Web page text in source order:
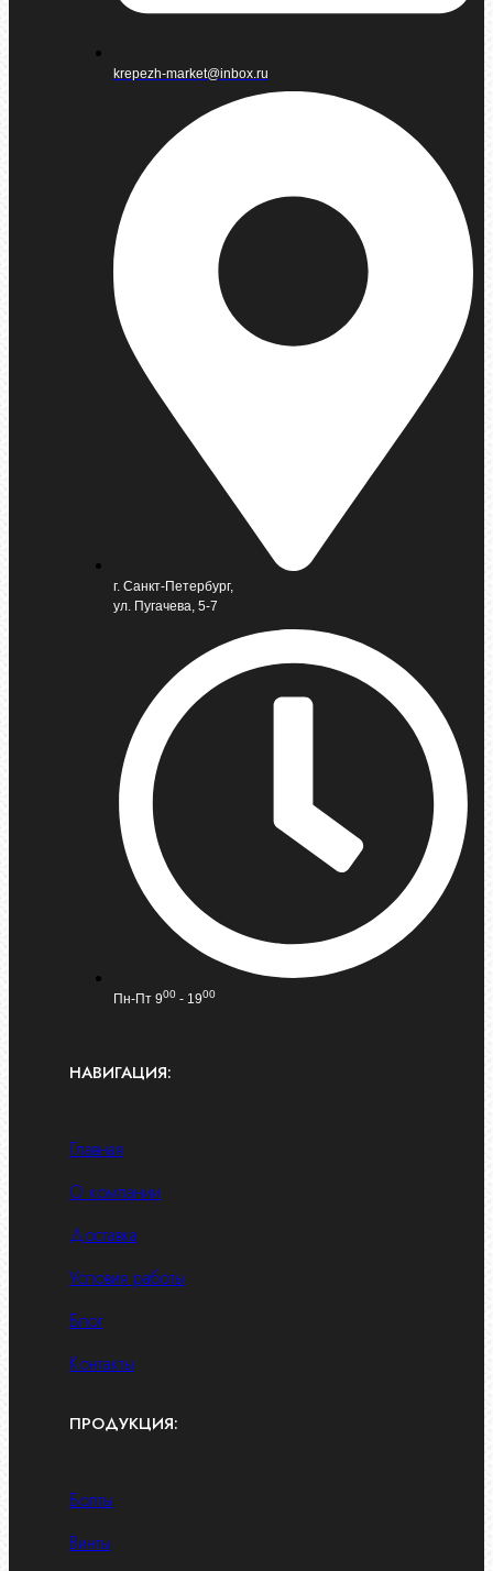
krepezh-market@inbox.ru
г. Санкт-Петербург,
ул. Пугачева, 5-7
Пн-Пт 900 - 1900
НАВИГАЦИЯ:
Главная
О компании
Доставка
Условия работы
Блог
Контакты
ПРОДУКЦИЯ:
Болты
Винты